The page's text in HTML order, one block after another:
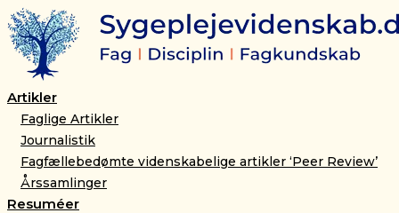
Gå
til
indholdet
Artikler
Faglige Artikler
Journalistik
Fagfællebedømte videnskabelige artikler ‘Peer Review’
Årssamlinger
Resuméer